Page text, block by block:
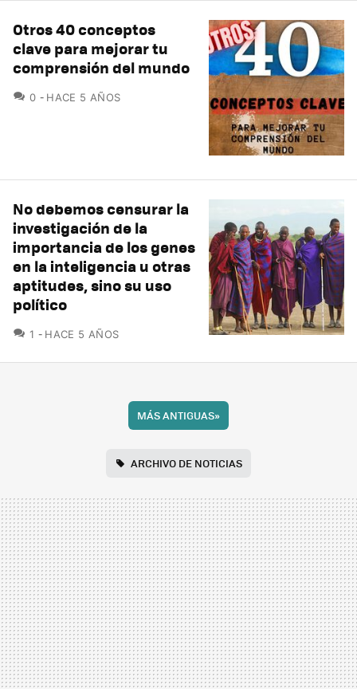
Otros 40 conceptos
clave para mejorar tu
comprensión del mundo
0 COMENTARIOS
HACE 5 AÑOS
No debemos censurar la
investigación de la
importancia de los genes
en la inteligencia u otras
aptitudes, sino su uso
político
1 COMENTARIOS
HACE 5 AÑOS
MÁS ANTIGUAS»
ARCHIVO DE NOTICIAS